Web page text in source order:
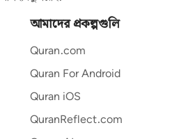
আমাদের প্রকল্পগুলি
Quran.com
Quran For Android
Quran iOS
QuranReflect.com